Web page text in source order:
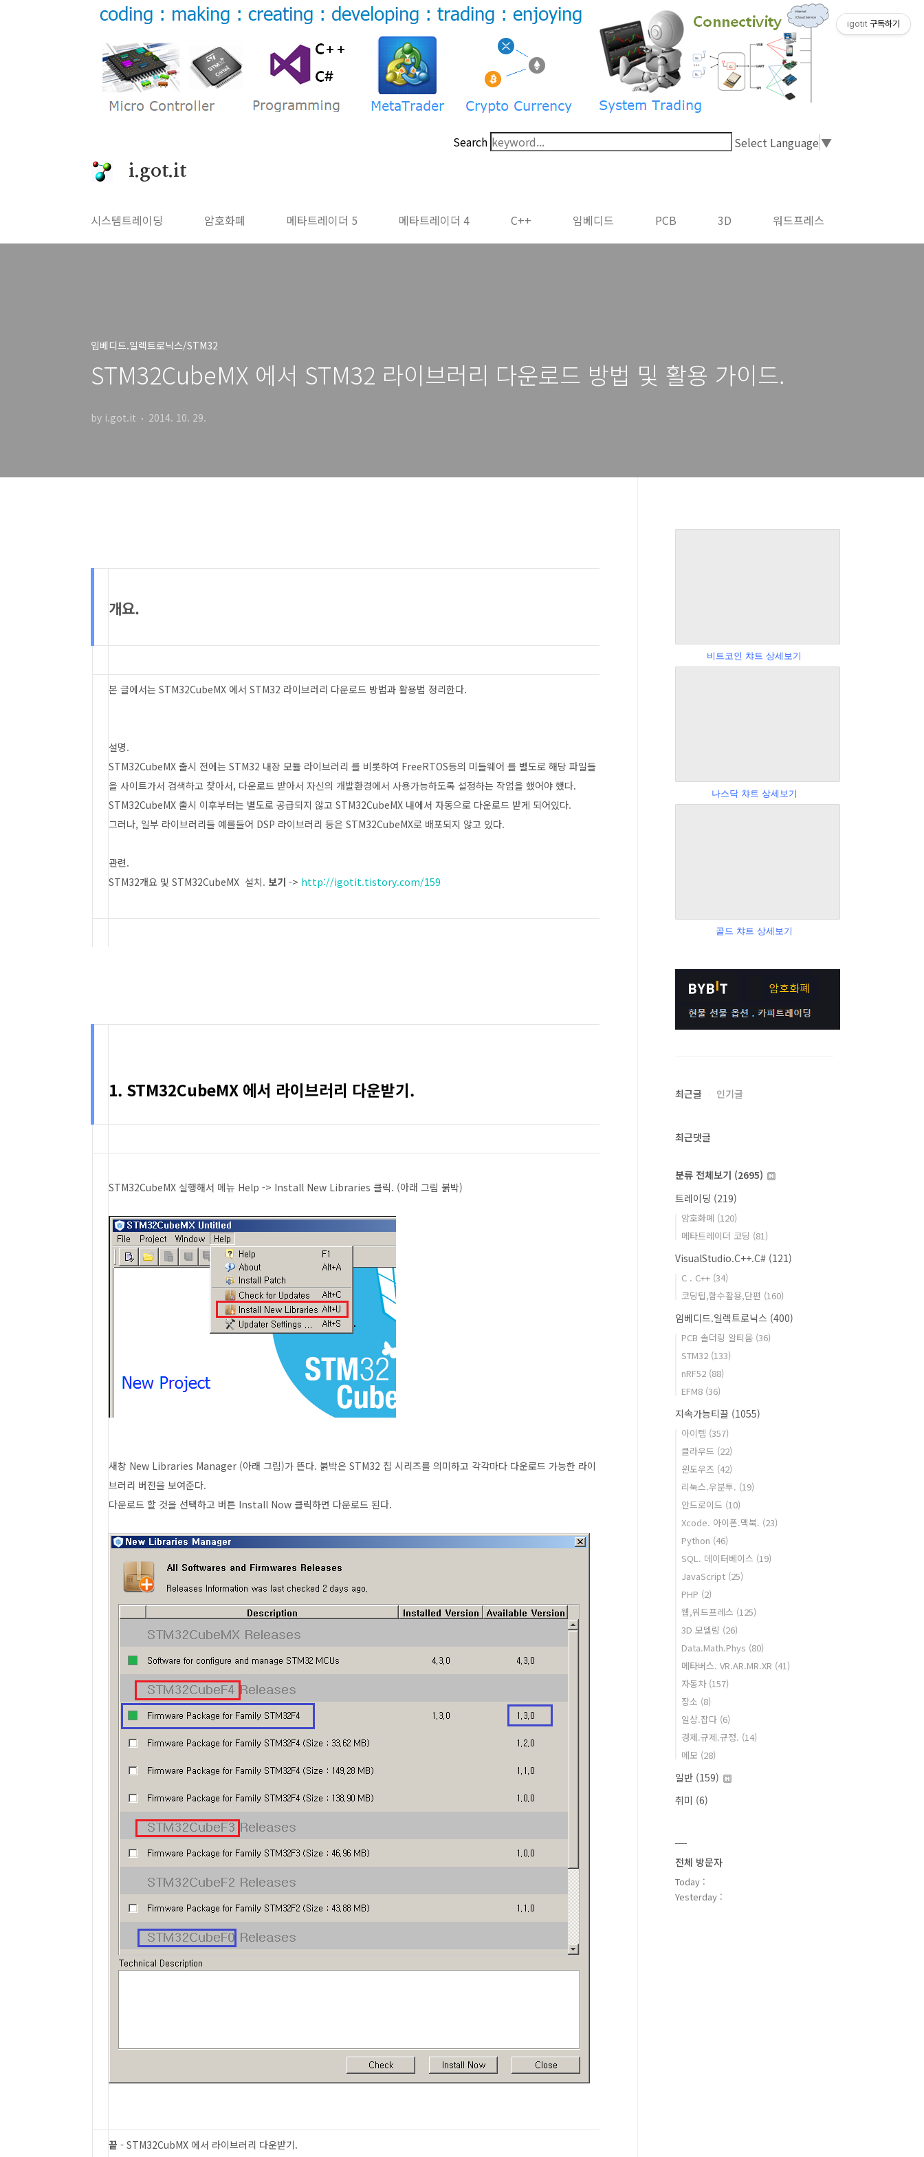
Search Select Language▼
i.got.it
시스템트레이딩 암호화폐 메타트레이더 5 메타트레이더 4 C++ 임베디드 PCB 3D 워드프레스
임베디드.일렉트로닉스/STM32
STM32CubeMX 에서 STM32 라이브러리 다운로드 방법 및 활용 가이드.
by i.got.it 2014. 10. 29.
개요.
본 글에서는 STM32CubeMX 에서 STM32 라이브러리 다운로드 방법과 활용법 정리한다.
설명.
STM32CubeMX 출시 전에는 STM32 내장 모듈 라이브러리 를 비롯하여 FreeRTOS등의 미들웨어 를 별도로 해당 파일들
을 사이트가서 검색하고 찾아서, 다운로드 받아서 자신의 개발환경에서 사용가능하도록 설정하는 작업을 했어야 했다.
STM32CubeMX 출시 이후부터는 별도로 공급되지 않고 STM32CubeMX 내에서 자동으로 다운로드 받게 되어있다.
그러나, 일부 라이브러리들 예를들어 DSP 라이브러리 등은 STM32CubeMX로 배포되지 않고 있다.
관련.
STM32개요 및 STM32CubeMX 설치. 보기 -> http://igotit.tistory.com/159
1. STM32CubeMX 에서 라이브러리 다운받기.
STM32CubeMX 실행해서 메뉴 Help -> Install New Libraries 클릭. (아래 그림 붉박)
새창 New Libraries Manager (아래 그림)가 뜬다. 붉박은 STM32 칩 시리즈를 의미하고 각각마다 다운로드 가능한 라이
브러리 버전을 보여준다.
다운로드 할 것을 선택하고 버튼 Install Now 클릭하면 다운로드 된다.
끝 - STM32CubMX 에서 라이브러리 다운받기.
비트코인 챠트 상세보기
나스닥 챠트 상세보기
골드 챠트 상세보기
최근글 인기글
최근댓글
분류 전체보기 (2695)
트레이딩 (219)
암호화폐 (120)
메타트레이더 코딩 (81)
VisualStudio.C++.C# (121)
C . C++ (34)
코딩팁,함수활용,단편 (160)
임베디드.일렉트로닉스 (400)
PCB 솔더링 알티움 (36)
STM32 (133)
nRF52 (88)
EFM8 (36)
지속가능티끌 (1055)
아이템 (357)
클라우드 (22)
윈도우즈 (42)
리눅스.우분투. (19)
안드로이드 (10)
Xcode. 아이폰.맥북. (23)
Python (46)
SQL. 데이터베이스 (19)
JavaScript (25)
PHP (2)
웹,워드프레스 (125)
3D 모델링 (26)
Data.Math.Phys (80)
메타버스. VR.AR.MR.XR (41)
자동차 (157)
장소 (8)
일상.잡다 (6)
경제.규제.규정. (14)
메모 (28)
일반 (159)
취미 (6)
전체 방문자
Today :
Yesterday :
igotit 구독하기